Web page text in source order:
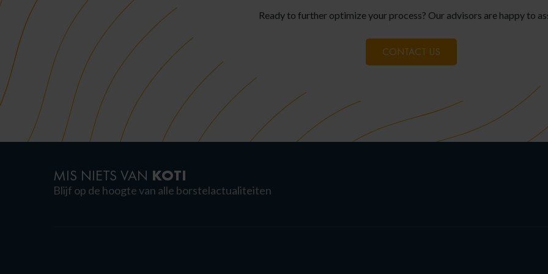
Ready to further optimize your process? Our advisors are happy to
CONTACT US
MIS NIETS VAN KOTI
Blijf op de hoogte van alle borstelactualiteiten